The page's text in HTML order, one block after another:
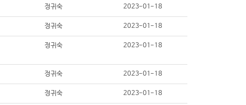
정귀숙 2023-01-18
정귀숙 2023-01-18
정귀숙 2023-01-18
정귀숙 2023-01-18
정귀숙 2023-01-18